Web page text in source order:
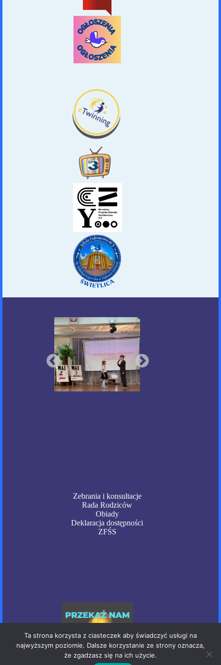
Zebrania i konsultacje
Rada Rodziców
Obiady
Deklaracja dostępności
ZFŚS
Ta strona korzysta z ciasteczek aby świadczyć usługi na
najwyższym poziomie. Dalsze korzystanie ze strony oznacza,
że zgadzasz się na ich użycie.